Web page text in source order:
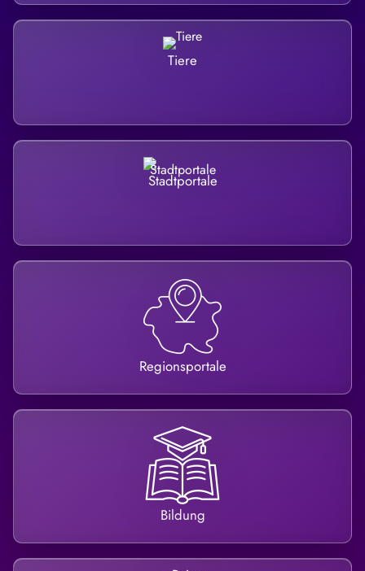
Tiere
Stadtportale
Regionsportale
Bildung